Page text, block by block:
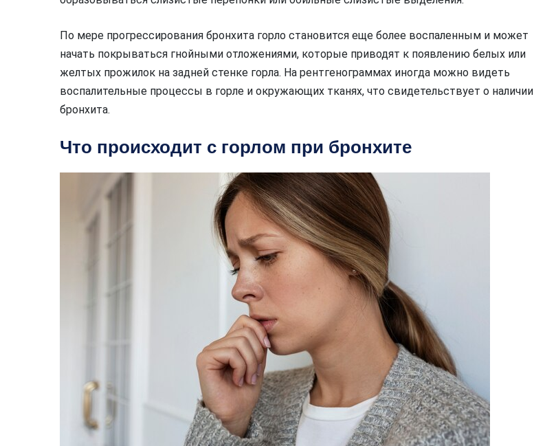
По мере прогрессирования бронхита горло становится еще более воспаленным и может
начать покрываться гнойными отложениями, которые приводят к появлению белых или
желтых прожилок на задней стенке горла. На рентгенограммах иногда можно видеть
воспалительные процессы в горле и окружающих тканях, что свидетельствует о наличии
бронхита.
Что происходит с горлом при бронхите